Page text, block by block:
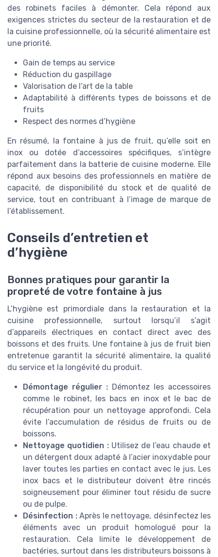
des robinets faciles à démonter. Cela répond aux
exigences strictes du secteur de la restauration et de
la cuisine professionnelle, où la sécurité alimentaire est
une priorité.
Gain de temps au service
Réduction du gaspillage
Valorisation de l’art de la table
Adaptabilité à différents types de boissons et de
fruits
Respect des normes d’hygiène
En résumé, la fontaine à jus de fruit, qu’elle soit en
inox ou dotée d’accessoires spécifiques, s’intègre
parfaitement dans la batterie de cuisine moderne. Elle
répond aux besoins des professionnels en matière de
capacité, de disponibilité du stock et de qualité de
service, tout en contribuant à l’image de marque de
l’établissement.
Conseils d’entretien et
d’hygiène
Bonnes pratiques pour garantir la
propreté de votre fontaine à jus
L’hygiène est primordiale dans la restauration et la
cuisine professionnelle, surtout lorsqu’il s’agit
d’appareils électriques en contact direct avec des
boissons et des fruits. Une fontaine à jus de fruit bien
entretenue garantit la sécurité alimentaire, la qualité
du service et la longévité du produit.
Démontage régulier : Démontez les accessoires
comme le robinet, les bacs en inox et le bac de
récupération pour un nettoyage approfondi. Cela
évite l’accumulation de résidus de fruits ou de
boissons.
Nettoyage quotidien :Utilisez de l’eau chaude et
un détergent doux adapté à l’acier inoxydable pour
laver toutes les parties en contact avec le jus. Les
inox bacs et le distributeur doivent être rincés
soigneusement pour éliminer tout résidu de sucre
ou de pulpe.
Désinfection :Après le nettoyage, désinfectez les
éléments avec un produit homologué pour la
restauration. Cela limite le développement de
bactéries, surtout dans les distributeurs boissons à